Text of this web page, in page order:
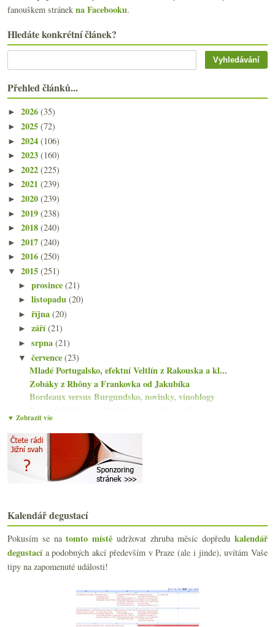
fanouškem stránek na Facebooku.
Hledáte konkrétní článek?
Přehled článků...
► 2026 (35)
► 2025 (72)
► 2024 (106)
► 2023 (160)
► 2022 (225)
► 2021 (239)
► 2020 (239)
► 2019 (238)
► 2018 (240)
► 2017 (240)
► 2016 (250)
▼ 2015 (251)
►prosince(21)
►listopadu(20)
►října(20)
►září(21)
►srpna(21)
▼července(23)
Mladé Portugalsko, efektní Veltlín z Rakouska a kl...
Zobáky z Rhôny a Frankovka od Jakubíka
Bordeaux versus Burgundsko, novinky, vínoblogy
Bzenecká lipka a základní červená burgunda
Když tokajské zašumí
Výzkum: tipy na supermarketovky
Chorvatské červené a výtečné bubliny z Vouvray
Dva fajn feinherb ryzlinky
Bio bílá Rhôna a lehké slovinské nerezy
Šardonky od Domaine des Malandes
Povedená šampaňská s postarším odstřelem
Vinné studium, voda a populární nasládlý pinot
Minervois na táboře a velmi slušné Gavi
Stáčírna řeznická a nový zákon
Letní vzpomínání s lahví báječného ryzlinku
Burgundsko a Champagne na seznamu UNESCO
▼ Zobrazit vše
Kalendář degustací
Pokusím se natomto místě udržovat zhruba měsíc dopředukalendář
degustacía podobných akcí především v Praze (ale i jinde), uvítám Vaše
tipy na zapomenuté události!